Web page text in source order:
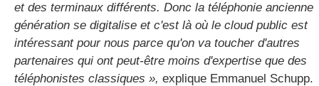
et des terminaux différents. Donc la téléphonie ancienne
génération se digitalise et c'est là où le cloud public est
intéressant pour nous parce qu'on va toucher d'autres
partenaires qui ont peut-être moins d'expertise que des
téléphonistes classiques », explique Emmanuel Schupp.